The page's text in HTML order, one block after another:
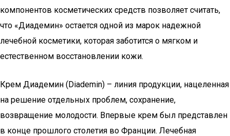
компонентов косметических средств позволяет считать,
что «Диадемин» остается одной из марок надежной
лечебной косметики, которая заботится о мягком и
естественном восстановлении кожи.
Крем Диадемин (Diademin) – линия продукции, нацеленная
на решение отдельных проблем, сохранение,
возвращение молодости. Впервые крем был представлен
в конце прошлого столетия во Франции. Лечебная